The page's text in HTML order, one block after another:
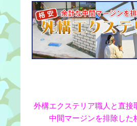
外構エクステリア職人と直接
中間マージンを排除した